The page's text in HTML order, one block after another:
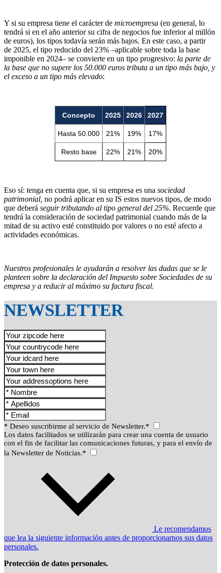
Y si su empresa tiene el carácter de microempresa (en general, lo
tendrá si en el año anterior su cifra de negocios fue inferior al millón
de euros), los tipos todavía serán más bajos. En este caso, a partir
de 2025, el tipo reducido del 23% –aplicable sobre toda la base
imponible en 2024– se convierte en un tipo progresivo: la parte de
la base que no supere los 50.000 euros tributa a un tipo más bajo, y
el exceso a un tipo más elevado:
Concepto 2025 2026 2027
Hasta 50.000 21% 19% 17%
Resto base 22% 21% 20%
Eso sí: tenga en cuenta que, si su empresa es una sociedad
patrimonial, no podrá aplicar en su IS estos nuevos tipos, de modo
que deberá seguir tributando al tipo general del 25%. Recuerde que
tendrá la consideración de sociedad patrimonial cuando más de la
mitad de su activo esté constituido por valores o no esté afecto a
actividades económicas.
Nuestros profesionales le ayudarán a resolver las dudas que se le
planteen sobre la declaración del Impuesto sobre Sociedades de su
empresa y a reducir al máximo su factura fiscal.
NEWSLETTER
* Deseo suscribirme al servicio de Newsletter.*
Los datos facilitados se utilizarán para crear una cuenta de usuario
con el fin de facilitar las comunicaciones futuras, y para el envío de
la Newsletter de Noticias.*
Le recomendamos
que lea la siguiente información antes de proporcionarnos sus datos
personales.
Protección de datos personales.